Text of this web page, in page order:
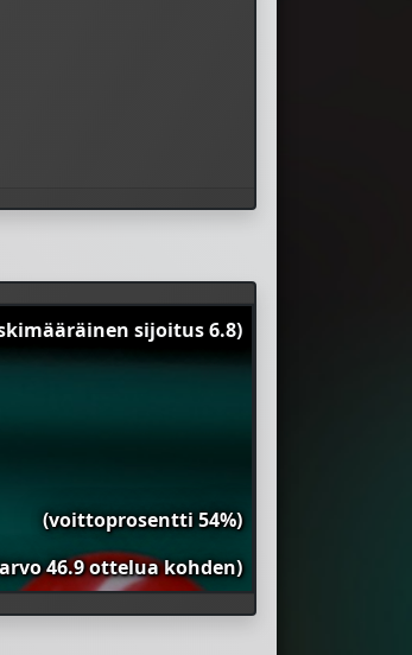
sijoitus 6.8)
(voittoprosentti 54%)
46.9 ottelua kohden)